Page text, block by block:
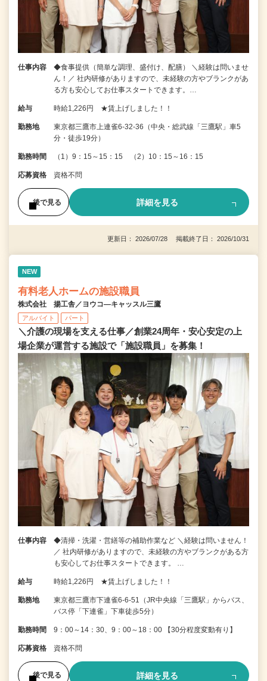
仕事内容
◆食事提供（簡単な調理、盛付け、配膳） ＼経験は問いませ
ん！／ 社内研修がありますので、未経験の方やブランクがあ
る方も安心してお仕事スタートできます。…
給与 時給1,226円 ★賃上げしました！！
勤務地
東京都三鷹市上連雀6-32-36（中央・総武線「三鷹駅」車5
分・徒歩19分）
勤務時間 （1）9：15～15：15 （2）10：15～16：15
応募資格 資格不問
後で見る 詳細を見る
更新日： 2026/07/28 掲載終了日： 2026/10/31
NEW
有料老人ホームの施設職員
株式会社 揚工舎／ヨウコ―キャッスル三鷹
アルバイト パート
＼介護の現場を支える仕事／創業24周年・安心安定の上
場企業が運営する施設で「施設職員」を募集！
仕事内容
◆清掃・洗濯・営繕等の補助作業など ＼経験は問いません！
／ 社内研修がありますので、未経験の方やブランクがある方
も安心してお仕事スタートできます。 …
給与 時給1,226円 ★賃上げしました！！
勤務地
東京都三鷹市下連雀6‐6‐51（JR中央線「三鷹駅」からバス、
バス停「下連雀」下車徒歩5分）
勤務時間 9：00～14：30、9：00～18：00 【30分程度変動有り】
応募資格 資格不問
後で見る 詳細を見る